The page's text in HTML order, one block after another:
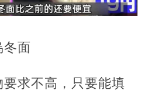
冬面
求不高，只要能填